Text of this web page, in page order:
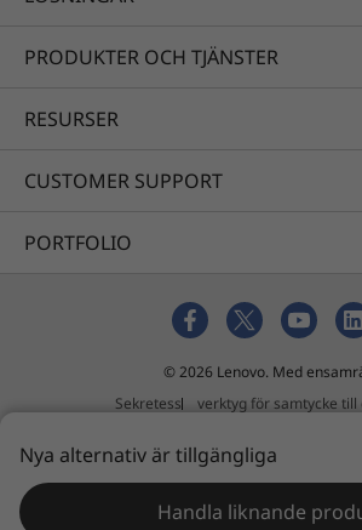
PRODUKTER OCH TJÄNSTER
RESURSER
CUSTOMER SUPPORT
PORTFOLIO
© 2026 Lenovo. Med
Sekretess
verktyg för samtycke till
Uttalande mot slaveri och
Nya alternativ är tillgängliga
Handla liknande